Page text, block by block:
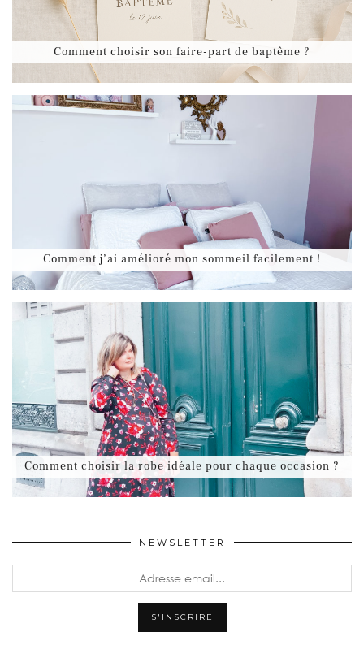
Comment choisir son faire-part de baptême ?
Comment j’ai amélioré mon sommeil facilement !
Comment choisir la robe idéale pour chaque occasion ?
NEWSLETTER